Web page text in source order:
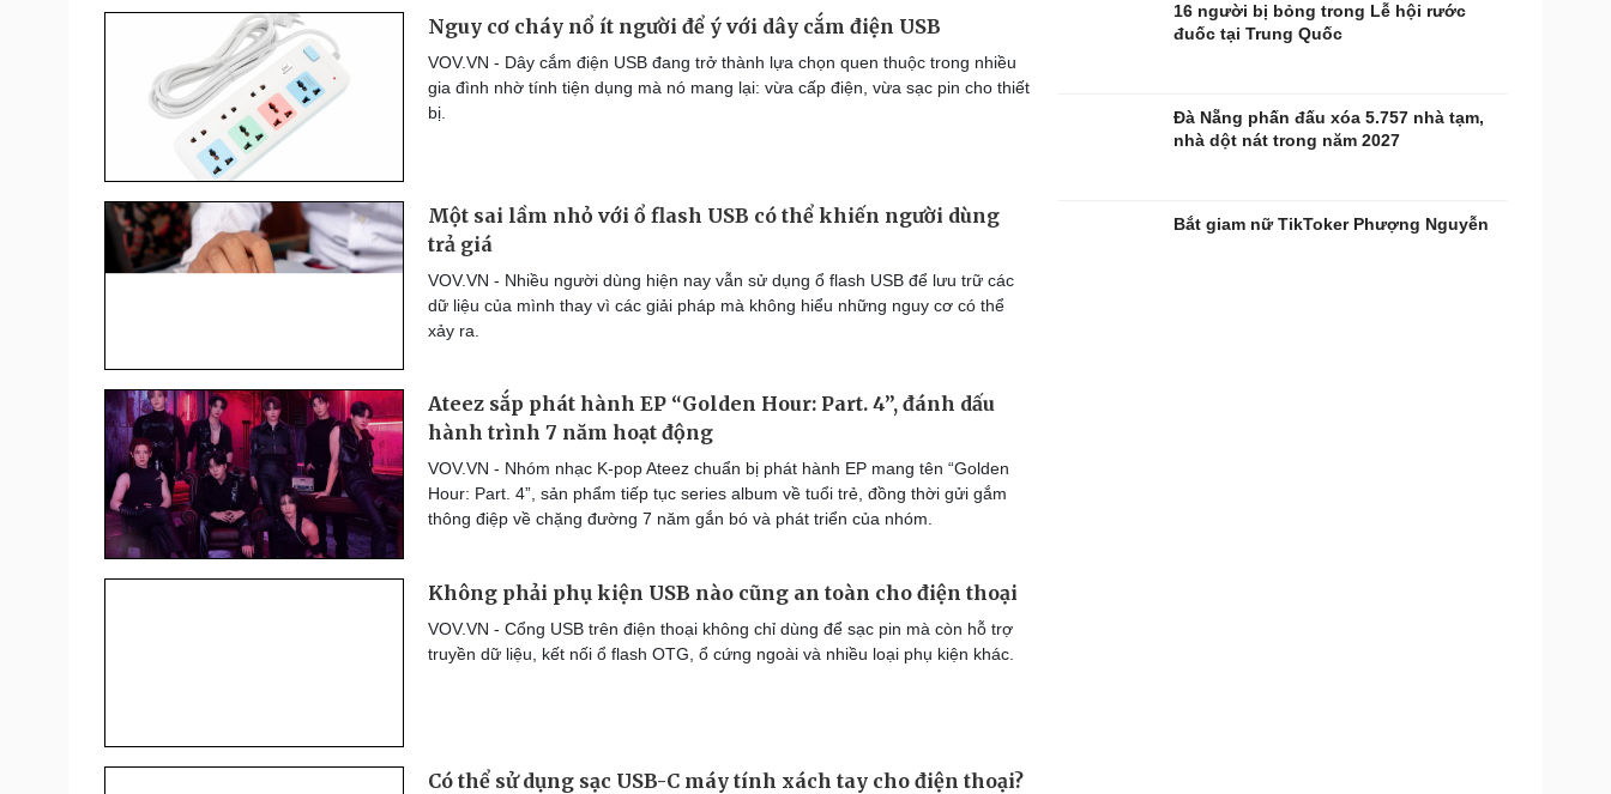
Nguy cơ cháy nổ ít người để ý với dây cắm điện USB
VOV.VN - Dây cắm điện USB đang trở thành lựa chọn quen thuộc trong nhiều
gia đình nhờ tính tiện dụng mà nó mang lại: vừa cấp điện, vừa sạc pin cho thiết
bị.
Một sai lầm nhỏ với ổ flash USB có thể khiến người dùng
trả giá
VOV.VN - Nhiều người dùng hiện nay vẫn sử dụng ổ flash USB để lưu trữ các
dữ liệu của mình thay vì các giải pháp mà không hiểu những nguy cơ có thể
xảy ra.
Ateez sắp phát hành EP “Golden Hour: Part. 4”, đánh dấu
hành trình 7 năm hoạt động
VOV.VN - Nhóm nhạc K-pop Ateez chuẩn bị phát hành EP mang tên “Golden
Hour: Part. 4”, sản phẩm tiếp tục series album về tuổi trẻ, đồng thời gửi gắm
thông điệp về chặng đường 7 năm gắn bó và phát triển của nhóm.
Không phải phụ kiện USB nào cũng an toàn cho điện thoại
VOV.VN - Cổng USB trên điện thoại không chỉ dùng để sạc pin mà còn hỗ trợ
truyền dữ liệu, kết nối ổ flash OTG, ổ cứng ngoài và nhiều loại phụ kiện khác.
Có thể sử dụng sạc USB-C máy tính xách tay cho điện thoại?
16 người bị bỏng trong Lễ hội rước
đuốc tại Trung Quốc
Đà Nẵng phấn đấu xóa 5.757 nhà tạm,
nhà dột nát trong năm 2027
Bắt giam nữ TikToker Phượng Nguyễn